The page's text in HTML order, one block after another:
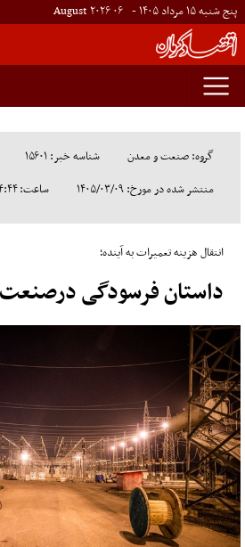
پنج شنبه ۱۵ مرداد ۱۴۰۵ - ۰۶۲۰۲۶
گروه: صنعت و معدن
شناسه خبر: ۱۵۶۰۱
منتشر شده در مورخ: ۱۴۰۵/۰۳/۰۹
ساعت: ۴:۴۴
انتقال هزینه تعمیرات به آینده؛
داستان فرسودگی